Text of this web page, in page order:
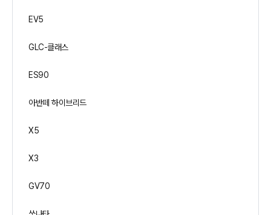
EV5
GLC-클래스
ES90
아반떼 하이브리드
X5
X3
GV70